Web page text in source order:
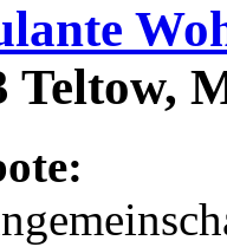
Teltow,